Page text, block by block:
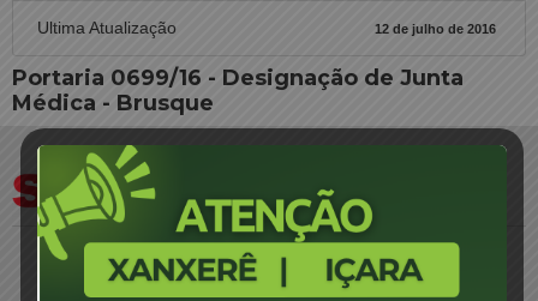
Ultima Atualização 12 de julho de 2016
Portaria 0699/16 - Designação de Junta
Médica - Brusque